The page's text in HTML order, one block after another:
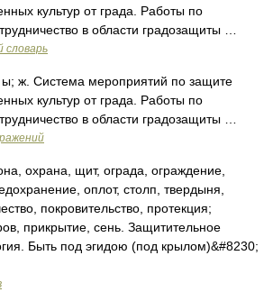
культур от града. Работы по
в области градозащиты …
словарь
ж. Система мероприятий по защите
культур от града. Работы по
в области градозащиты …
охрана, щит, ограда, ограждение,
оплот, столп, твердыня,
покровительство, протекция;
прикрытие, сень. Защитительное
Быть под эгидою (под крылом)&#8230;